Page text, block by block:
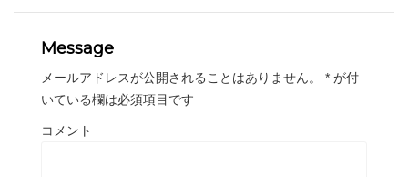
Message
メールアドレスが公開されることはありません。 * が付
いている欄は必須項目です
コメント